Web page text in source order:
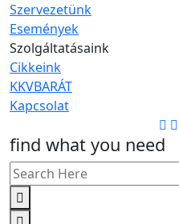
Szervezetünk
Események
Szolgáltatásaink
Cikkeink
KKVBARÁT
Kapcsolat
find what you need